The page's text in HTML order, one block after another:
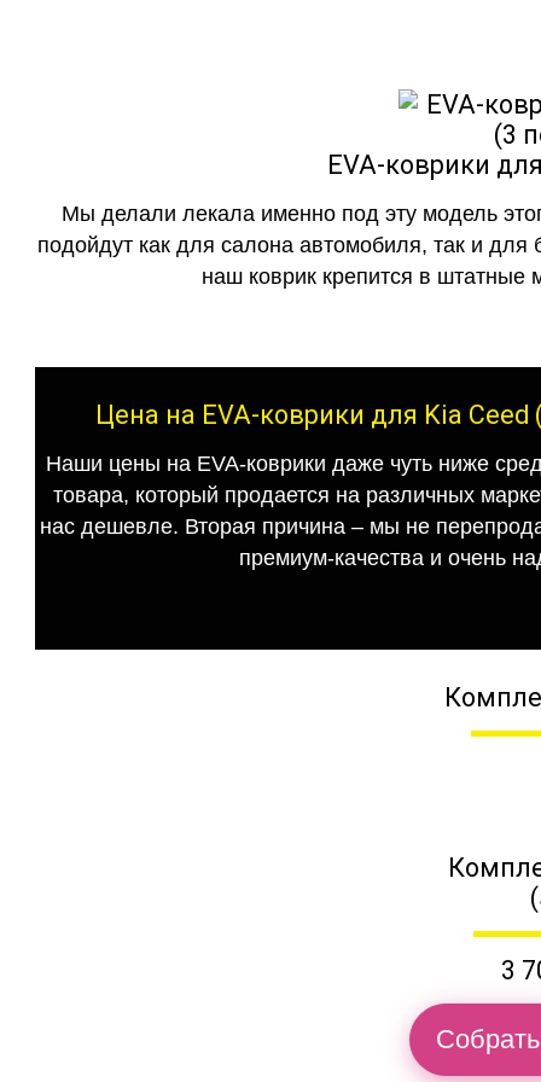
EVA-коврики
Мы делали лекала именно под эту модель
подойдут как для салона автомобиля, так и для
наш коврик крепится в штатные
Цена на EVA-коврики для Kia
Наши цены на EVA-коврики даже чуть ниже
товара, который продается на различных
нас дешевле. Вторая причина – мы не
премиум-качества и очень
3